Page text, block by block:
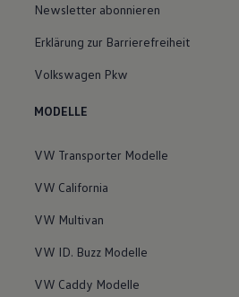
Newsletter abonnieren
Erklärung zur Barrierefreiheit
Volkswagen Pkw
MODELLE
VW Transporter Modelle
VW California
VW Multivan
VW ID. Buzz Modelle
VW Caddy Modelle